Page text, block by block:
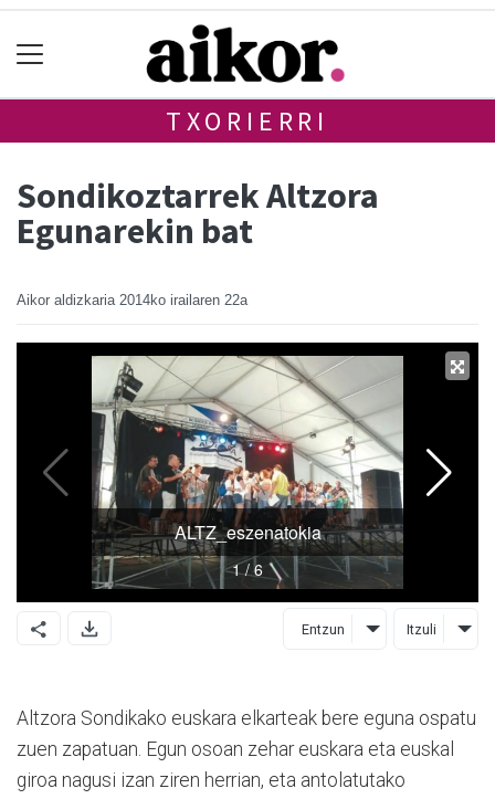
TXORIERRI
Sondikoztarrek Altzora
Egunarekin bat
Aikor aldizkaria 2014ko irailaren 22a
Entzun Itzuli
Altzora Sondikako euskara elkarteak bere eguna ospatu
zuen zapatuan. Egun osoan zehar euskara eta euskal
giroa nagusi izan ziren herrian, eta antolatutako